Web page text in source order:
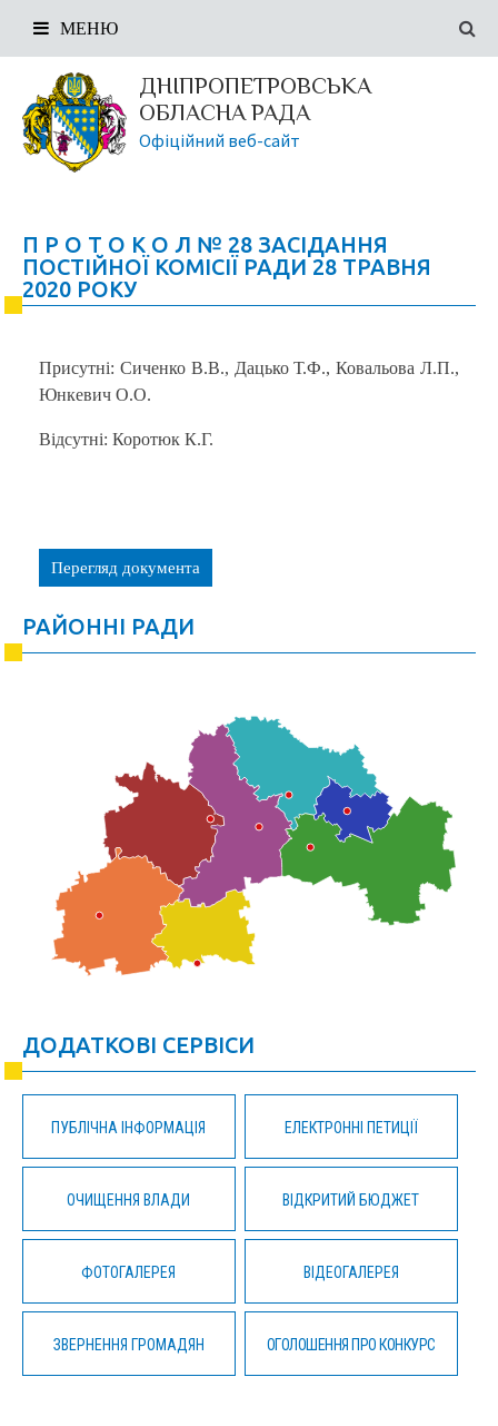
ДНІПРОПЕТРОВСЬКА
ОБЛАСНА РАДА
Офіційний веб-сайт
МЕНЮ
П Р О Т О К О Л № 28 ЗАСІДАННЯ
ПОСТІЙНОЇ КОМІСІЇ РАДИ 28 ТРАВНЯ
2020 РОКУ
Присутні: Сиченко В.В., Дацько Т.Ф., Ковальова Л.П.,
Юнкевич О.О.
Відсутні: Коротюк К.Г.
Перегляд документа
РАЙОННІ РАДИ
ДОДАТКОВІ СЕРВІСИ
ПУБЛІЧНА ІНФОРМАЦІЯ ЕЛЕКТРОННІ ПЕТИЦІЇ
ОЧИЩЕННЯ ВЛАДИ ВІДКРИТИЙ БЮДЖЕТ
ФОТОГАЛЕРЕЯ ВІДЕОГАЛЕРЕЯ
ЗВЕРНЕННЯ ГРОМАДЯН ОГОЛОШЕННЯ ПРО КОНКУРС